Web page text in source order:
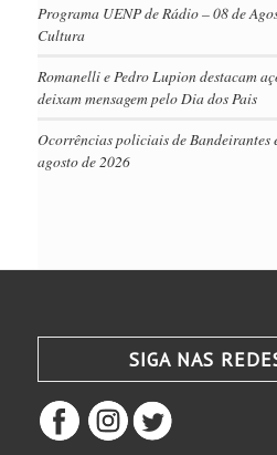
Programa UENP de Rádio – 08 de
Cultura
Romanelli e Pedro Lupion destacam
deixam mensagem pelo Dia dos Pais
Ocorrências policiais de Bandeirantes
agosto de 2026
SIGA NAS